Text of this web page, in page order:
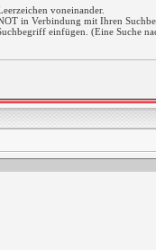
voneinander.
in Verbindung mit Ihren
einfügen. (Eine Suche